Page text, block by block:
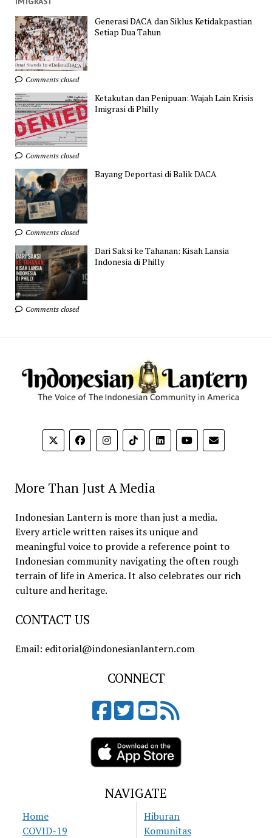
Generasi DACA dan Siklus Ketidakpastian
Setiap Dua Tahun
Comments closed
Ketakutan dan Penipuan: Wajah Lain Krisis
Imigrasi di Philly
Comments closed
Bayang Deportasi di Balik DACA
Comments closed
Dari Saksi ke Tahanan: Kisah Lansia
Indonesia di Philly
Comments closed
More Than Just A Media
Indonesian Lantern is more than just a media.
Every article written raises its unique and
meaningful voice to provide a reference point to
Indonesian community navigating the often rough
terrain of life in America. It also celebrates our rich
culture and heritage.
CONTACT US
Email: editorial@indonesianlantern.com
CONNECT
NAVIGATE
Home
COVID-19
Hiburan
Komunitas